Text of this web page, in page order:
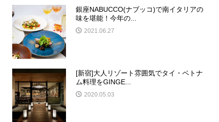
銀座NABUCCO(ナブッコ)で南イタリアの
味を堪能！今年の...
2021.06.27
[新宿]大人リゾート雰囲気でタイ・ベトナ
ム料理をGINGE...
2020.05.03